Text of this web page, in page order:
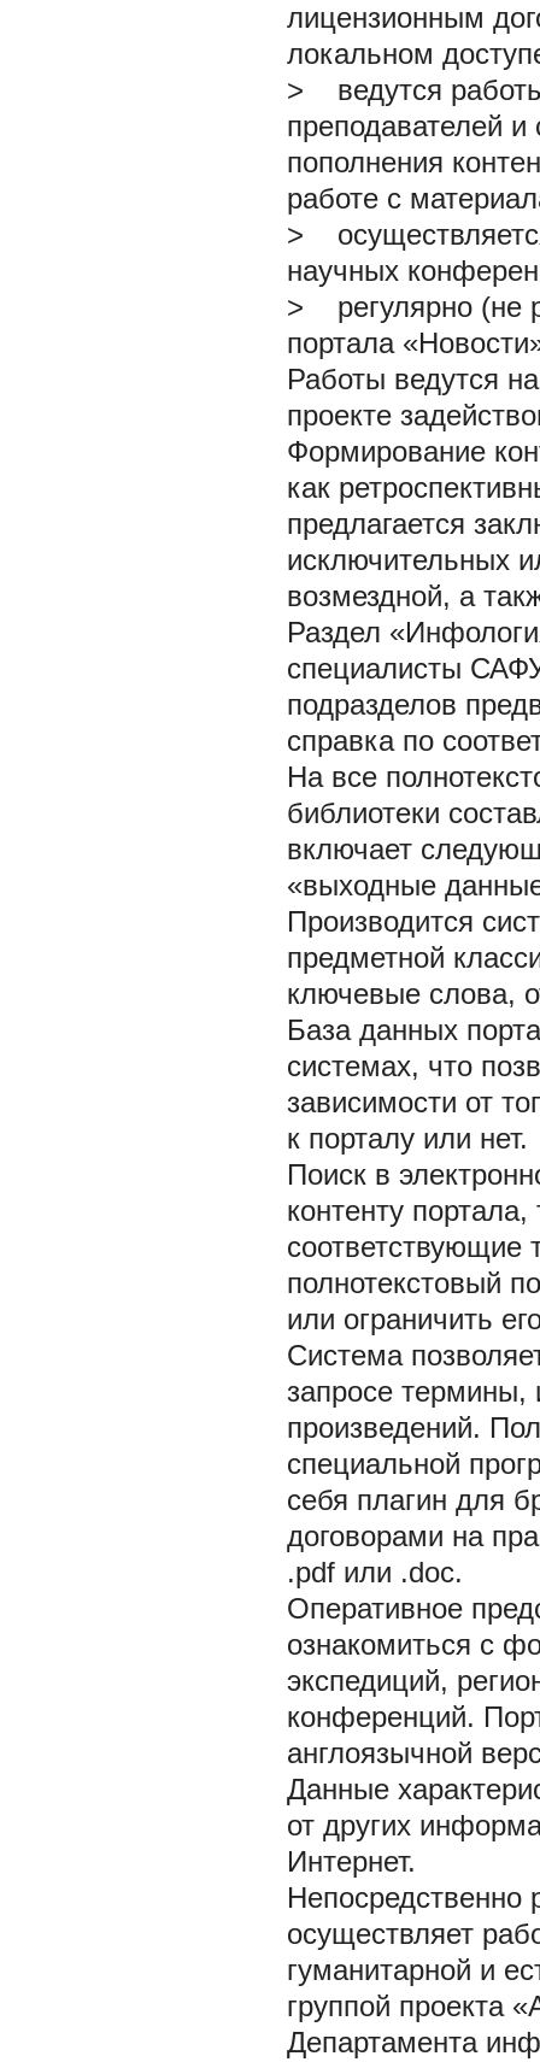
лицензионным
локальном
>
ведутся
преподавателей и
пополнения
работе с
>
научных
>
регулярно (не
портала
Работы ведутся
проекте
Формирование
как
предлагается
исключительных
возмездной, а
Раздел
специалисты
подразделов
справка по
На все
библиотеки
включает
«выходные
Производится
предметной
ключевые слова,
База данных
системах, что
зависимости от
к порталу или нет.
Поиск в
контенту
соответствующие
полнотекстовый
или ограничить
Система
запросе термины,
произведений.
специальной
себя плагин для
договорами на
.pdf или .doc.
Оперативное
ознакомиться с
экспедиций,
конференций.
англоязычной
Данные
от других
Интернет.
Непосредственно
осуществляет
гуманитарной и
группой проекта
Департамента